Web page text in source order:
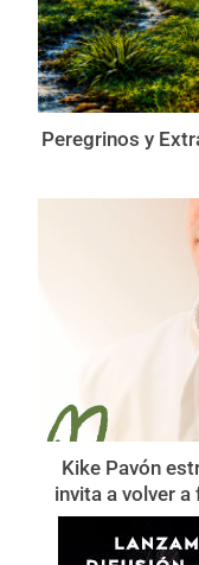
Peregrinos y
Kike Pavón
invita a volver